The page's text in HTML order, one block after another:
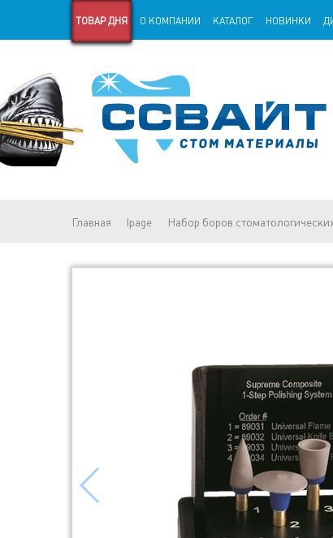
ТОВАР ДНЯ О КОМПАНИИ КАТАЛОГ НОВИНКИ
Главная lpage Набор боров